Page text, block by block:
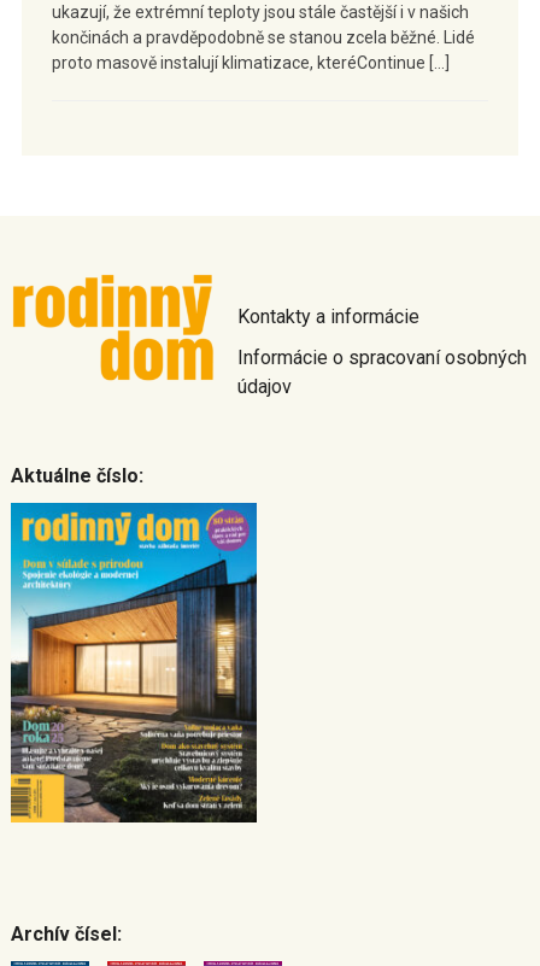
ukazují, že extrémní teploty jsou stále častější i v našich
končinách a pravděpodobně se stanou zcela běžné. Lidé
proto masově instalují klimatizace, kteréContinue […]
Kontakty a informácie
Informácie o spracovaní osobných
údajov
Aktuálne číslo:
Archív čísel: